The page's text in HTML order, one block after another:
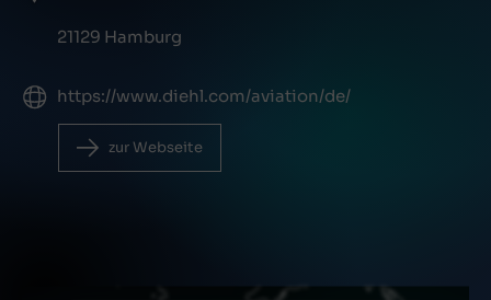
21129 Hamburg
https://www.diehl.com/aviation/de/
zur Webseite